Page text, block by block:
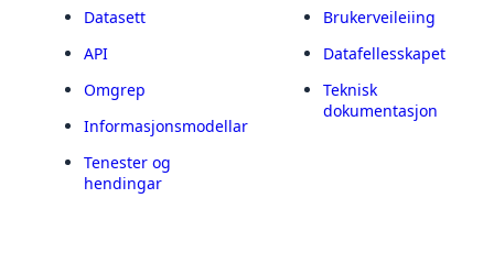
Datasett
API
Omgrep
Informasjonsmodellar
Tenester og
hendingar
Brukerveileiing
Datafellesskapet
Teknisk
dokumentasjon